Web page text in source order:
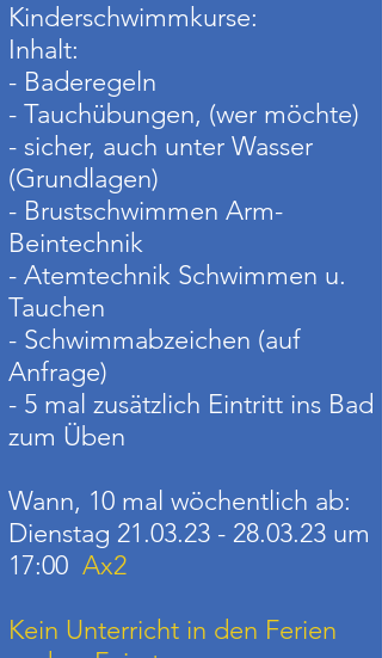
Kinderschwimmkurse:
Inhalt:
- Baderegeln
- Tauchübungen, (wer möchte)
- sicher, auch unter Wasser
(Grundlagen)
- Brustschwimmen Arm-
Beintechnik
- Atemtechnik Schwimmen u.
Tauchen
- Schwimmabzeichen (auf
Anfrage)
- 5 mal zusätzlich Eintritt ins Bad
zum Üben
Wann, 10 mal wöchentlich ab:
Dienstag 21.03.23 - 28.03.23 um
17:00 Ax2
Kein Unterricht in den Ferien